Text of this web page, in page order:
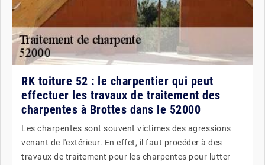
RK toiture 52 : le charpentier qui peut
effectuer les travaux de traitement des
charpentes à Brottes dans le 52000
Les charpentes sont souvent victimes des agressions
venant de l'extérieur. En effet, il faut procéder à des
travaux de traitement pour les charpentes pour lutter